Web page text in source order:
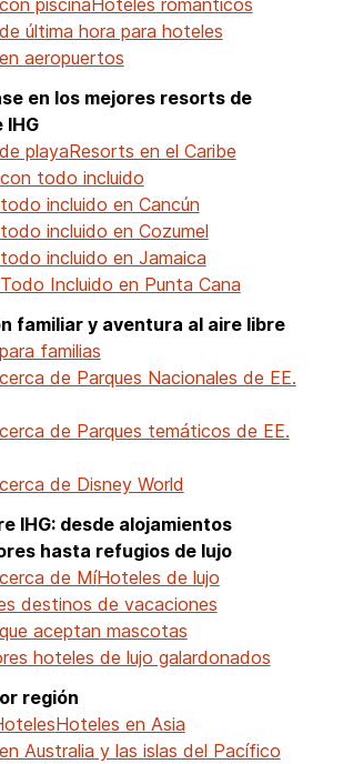
última hora para hoteles
aeropuertos
en los mejores resorts de
IHG
playaResorts en el Caribe
todo incluido
incluido en Cancún
incluido en Cozumel
incluido en Jamaica
Incluido en Punta Cana
familiar y aventura al aire libre
familias
de Parques Nacionales de EE.
de Parques temáticos de EE.
de Disney World
IHG: desde alojamientos
hasta refugios de lujo
de MíHoteles de lujo
destinos de vacaciones
aceptan mascotas
hoteles de lujo galardonados
región
Hoteles en Asia
Australia y las islas del Pacífico